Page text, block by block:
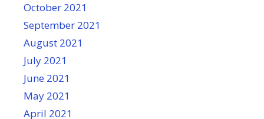
October 2021
September 2021
August 2021
July 2021
June 2021
May 2021
April 2021